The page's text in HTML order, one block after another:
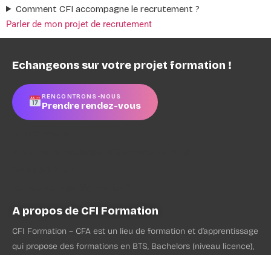
Comment CFI accompagne le recrutement ?
Parler de mon projet de recrutement
Echangeons sur votre projet formation !
RENCONTRONS-NOUS
Prendre rendez-vous
A propos de CFI Formation
CFI Formation – CFA est un lieu de formation et d’apprentissage
qui propose des formations en BTS, Bachelors (niveau licence),